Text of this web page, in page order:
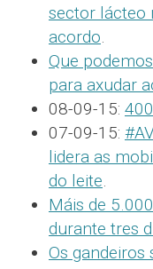
sector lácteo
acordo.
Que
para axudar
08-09-15:
07-09-15:
lidera as
do leite.
Máis de
durante tres
Os gandeiros